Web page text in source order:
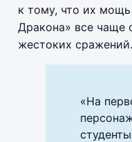
к тому, что их
Дракона» все чаще
жестоких сражений.
«На